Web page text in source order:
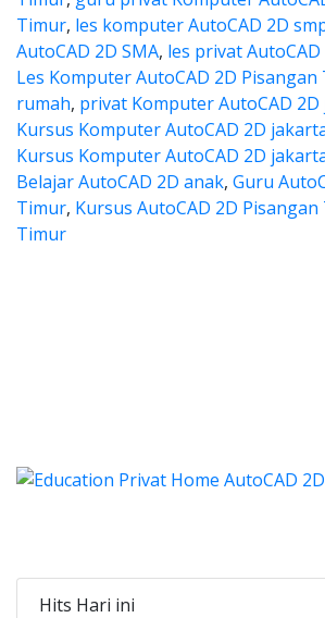
Timur, les komputer AutoCAD 2D
AutoCAD 2D SMA, les privat AutoCAD
Les Komputer AutoCAD 2D
rumah, privat Komputer AutoCAD
Kursus Komputer AutoCAD 2D
Kursus Komputer AutoCAD 2D
Belajar AutoCAD 2D anak, Guru
Timur, Kursus AutoCAD 2D
Timur
Hits Hari ini